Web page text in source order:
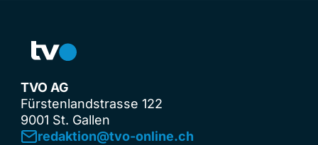
TVO AG
Fürstenlandstrasse 122
9001 St. Gallen
redaktion@tvo-online.ch